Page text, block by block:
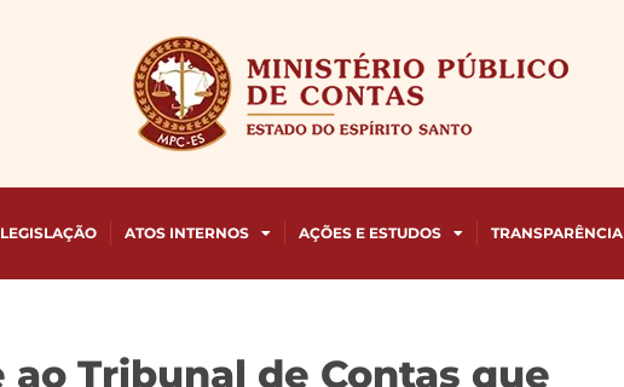
LEGISLAÇÃO ATOS INTERNOS AÇÕES E ESTUDOS TRANSPARÊNCIA
ao Tribunal de Contas que